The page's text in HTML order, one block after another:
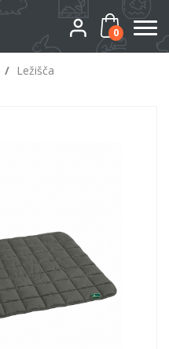
0
/ Ležišča